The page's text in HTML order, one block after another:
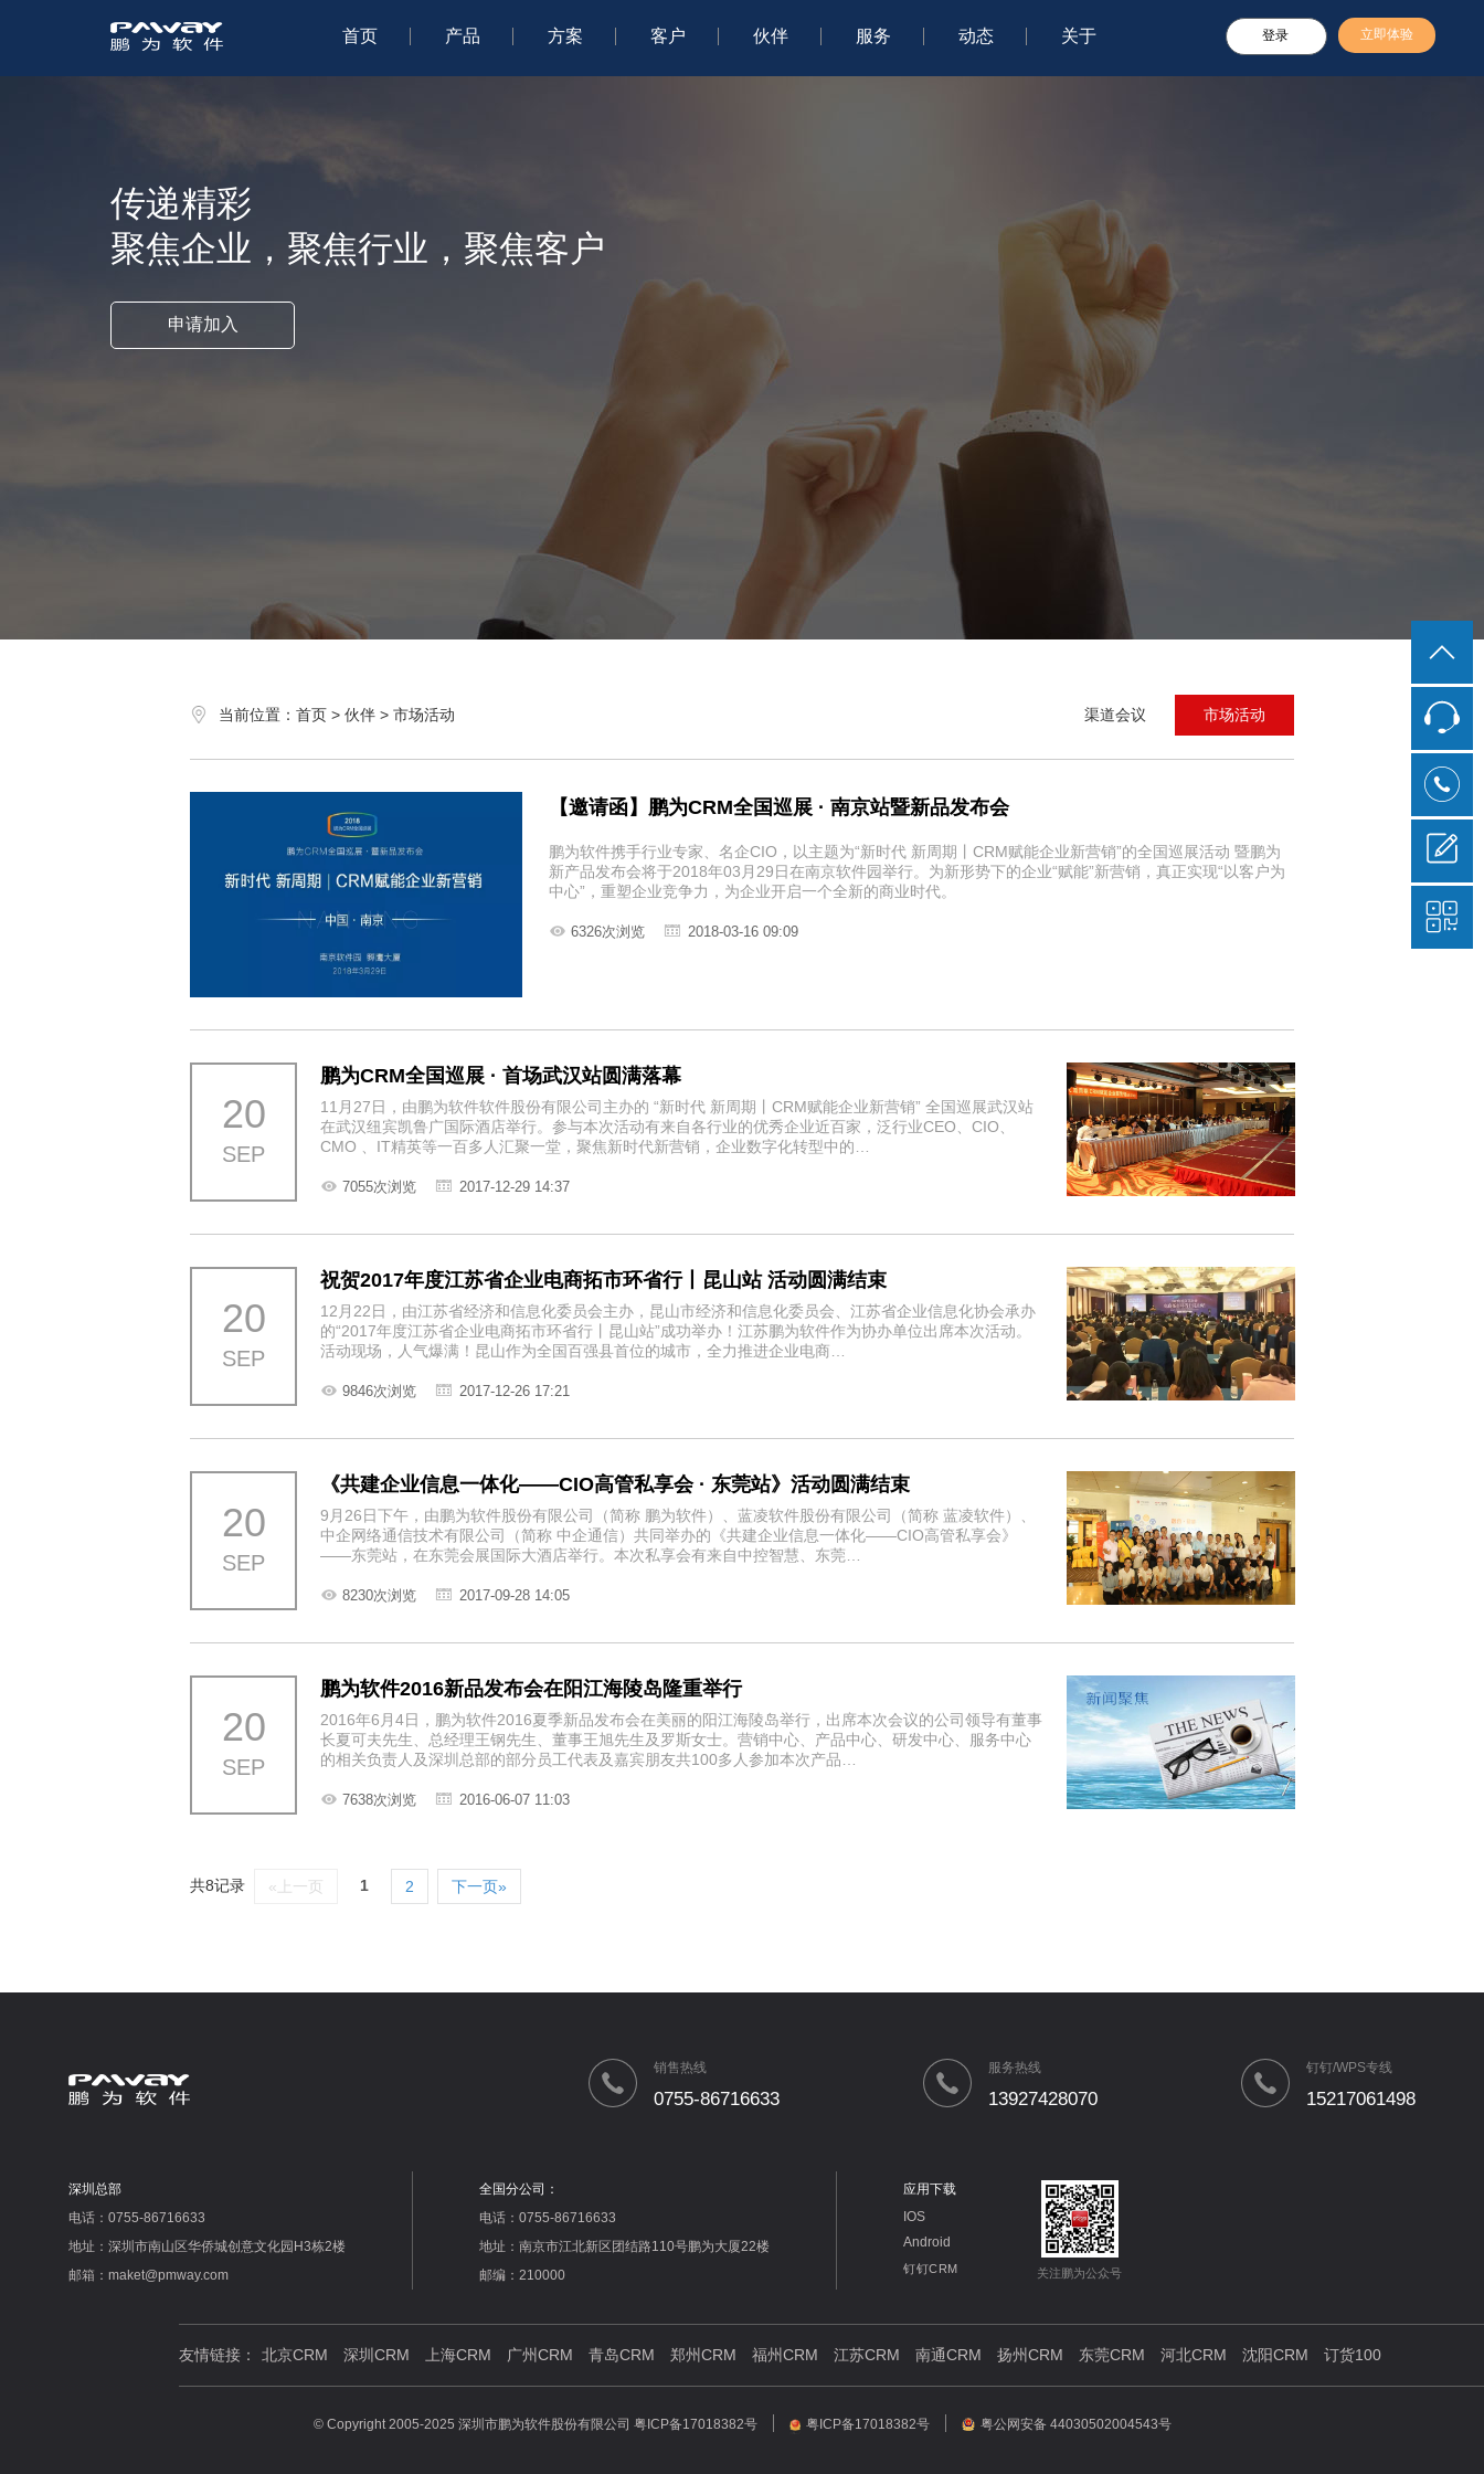
登录 立即体验
首页 产品 方案 客户 伙伴 服务 动态 关于
传递精彩
聚焦企业，聚焦行业，聚焦客户
申请加入
当前位置：首页 > 伙伴 > 市场活动 渠道会议 市场活动
【邀请函】鹏为CRM全国巡展 · 南京站暨新品发布会
鹏为软件携手行业专家、名企CIO，以主题为“新时代 新周期丨CRM赋能企业新营销”的全国巡展活动 暨鹏为
新产品发布会将于2018年03月29日在南京软件园举行。为新形势下的企业“赋能”新营销，真正实现“以客户为
中心”，重塑企业竞争力，为企业开启一个全新的商业时代。
6326次浏览 2018-03-16 09:09
20
SEP
鹏为CRM全国巡展 · 首场武汉站圆满落幕
11月27日，由鹏为软件软件股份有限公司主办的 “新时代 新周期丨CRM赋能企业新营销” 全国巡展武汉站
在武汉纽宾凯鲁广国际酒店举行。参与本次活动有来自各行业的优秀企业近百家，泛行业CEO、CIO、
CMO 、IT精英等一百多人汇聚一堂，聚焦新时代新营销，企业数字化转型中的…
7055次浏览 2017-12-29 14:37
20
SEP
祝贺2017年度江苏省企业电商拓市环省行丨昆山站 活动圆满结束
12月22日，由江苏省经济和信息化委员会主办，昆山市经济和信息化委员会、江苏省企业信息化协会承办
的“2017年度江苏省企业电商拓市环省行丨昆山站”成功举办！江苏鹏为软件作为协办单位出席本次活动。
活动现场，人气爆满！昆山作为全国百强县首位的城市，全力推进企业电商…
9846次浏览 2017-12-26 17:21
20
SEP
《共建企业信息一体化——CIO高管私享会 · 东莞站》活动圆满结束
9月26日下午，由鹏为软件股份有限公司（简称 鹏为软件）、蓝凌软件股份有限公司（简称 蓝凌软件）、
中企网络通信技术有限公司（简称 中企通信）共同举办的《共建企业信息一体化——CIO高管私享会》
——东莞站，在东莞会展国际大酒店举行。本次私享会有来自中控智慧、东莞…
8230次浏览 2017-09-28 14:05
20
SEP
鹏为软件2016新品发布会在阳江海陵岛隆重举行
2016年6月4日，鹏为软件2016夏季新品发布会在美丽的阳江海陵岛举行，出席本次会议的公司领导有董事
长夏可夫先生、总经理王钢先生、董事王旭先生及罗斯女士。营销中心、产品中心、研发中心、服务中心
的相关负责人及深圳总部的部分员工代表及嘉宾朋友共100多人参加本次产品…
7638次浏览 2016-06-07 11:03
共8记录 «上一页 1 2 下一页»
钉钉/WPS专线
15217061498
服务热线
13927428070
销售热线
0755-86716633
深圳总部
电话：0755-86716633
地址：深圳市南山区华侨城创意文化园H3栋2楼
邮箱：maket@pmway.com
全国分公司：
电话：0755-86716633
地址：南京市江北新区团结路110号鹏为大厦22楼
邮编：210000
应用下载
IOS
Android
钉钉CRM 关注鹏为公众号
友情链接： 北京CRM 深圳CRM 上海CRM 广州CRM 青岛CRM 郑州CRM 福州CRM 江苏CRM 南通CRM 扬州CRM 东莞CRM 河北CRM 沈阳CRM 订货100
© Copyright 2005-2025 深圳市鹏为软件股份有限公司 粤ICP备17018382号 粤ICP备17018382号 粤公网安备 44030502004543号